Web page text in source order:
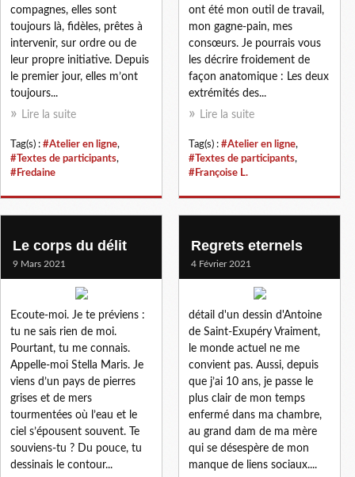
compagnes, elles sont
toujours là, fidèles, prêtes à
intervenir, sur ordre ou de
leur propre initiative. Depuis
le premier jour, elles m’ont
toujours...
Lire la suite
Tag(s) : #Atelier en ligne,
#Textes de participants,
#Fredaine
ont été mon outil de travail,
mon gagne-pain, mes
consœurs. Je pourrais vous
les décrire froidement de
façon anatomique : Les deux
extrémités des...
Lire la suite
Tag(s) : #Atelier en ligne,
#Textes de participants,
#Françoise L.
Le corps du délit
9 Mars 2021
Ecoute-moi. Je te préviens :
tu ne sais rien de moi.
Pourtant, tu me connais.
Appelle-moi Stella Maris. Je
viens d’un pays de pierres
grises et de mers
tourmentées où l’eau et le
ciel s’épousent souvent. Te
souviens-tu ? Du pouce, tu
dessinais le contour...
Regrets eternels
4 Février 2021
détail d'un dessin d'Antoine
de Saint-Exupéry Vraiment,
le monde actuel ne me
convient pas. Aussi, depuis
que j’ai 10 ans, je passe le
plus clair de mon temps
enfermé dans ma chambre,
au grand dam de ma mère
qui se désespère de mon
manque de liens sociaux....